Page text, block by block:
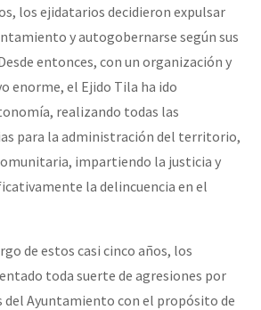
los ejidatarios decidieron expulsar
y autogobernarse según sus
entonces, con un organización y
enorme, el Ejido Tila ha ido
realizando todas las
para la administración del territorio,
impartiendo la justicia y
la delincuencia en el
de estos casi cinco años, los
toda suerte de agresiones por
del Ayuntamiento con el propósito de